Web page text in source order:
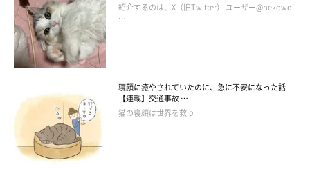
紹介するのは、X（旧Twitter） ユーザー@nekowo
…
寝顔に癒やされていたのに、急に不安になった話
【連載】交通事故 …
猫の寝顔は世界を救う